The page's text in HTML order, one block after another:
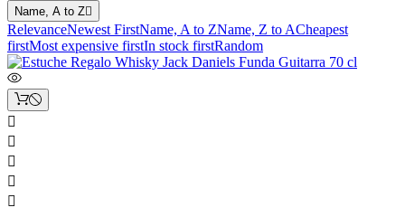
Name, A to Z
RelevanceNewest FirstName, A to ZName, Z to ACheapest
firstMost expensive firstIn stock firstRandom




